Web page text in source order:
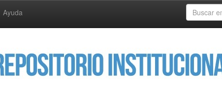
Ayuda